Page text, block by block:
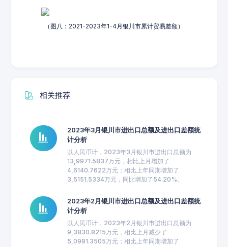
（图八：2021-2023年1-4月银川市累计贸易差额）
相关推荐
2023年3月银川市进出口总额及进出口差额统
计分析
以人民币计，2023年3月银川市进出口总额为
13,9971.5837万元，相比上月增加了
4,6140.7622万元；相比上年同期增加了
3,5151.5334万元，同比增加了54.20%。
2023年2月银川市进出口总额及进出口差额统
计分析
以人民币计，2023年2月银川市进出口总额为
9,3830.8215万元，相比上月减少了
5,0991.3505万元；相比上年同期增加了